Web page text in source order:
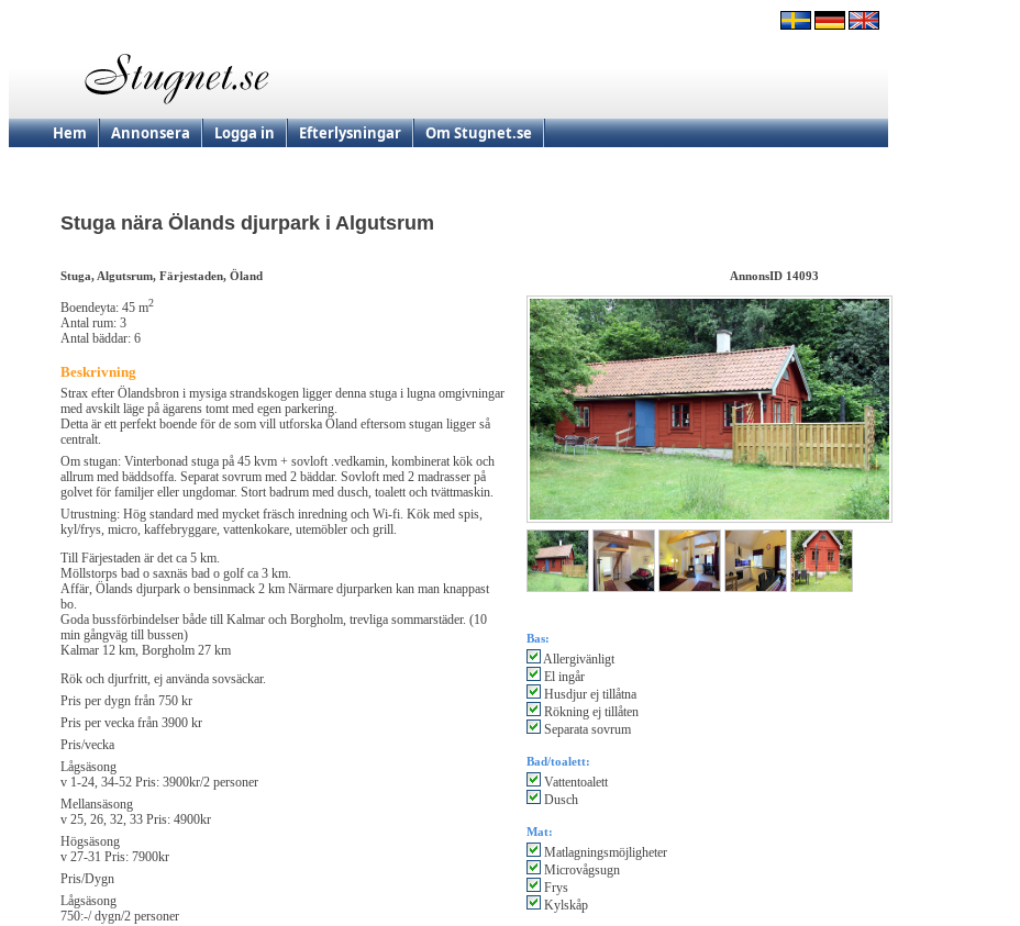
Hem Annonsera Logga in Efterlysningar Om Stugnet.se
Stuga nära Ölands djurpark i Algutsrum
Stuga, Algutsrum, Färjestaden, Öland AnnonsID 14093
Boendeyta: 45 m2
Antal rum: 3
Antal bäddar: 6
Beskrivning
Strax efter Ölandsbron i mysiga strandskogen ligger denna stuga i lugna omgivningar
med avskilt läge på ägarens tomt med egen parkering.
Detta är ett perfekt boende för de som vill utforska Öland eftersom stugan ligger så
centralt.
Om stugan: Vinterbonad stuga på 45 kvm + sovloft .vedkamin, kombinerat kök och
allrum med bäddsoffa. Separat sovrum med 2 bäddar. Sovloft med 2 madrasser på
golvet för familjer eller ungdomar. Stort badrum med dusch, toalett och tvättmaskin.
Utrustning: Hög standard med mycket fräsch inredning och Wi-fi. Kök med spis,
kyl/frys, micro, kaffebryggare, vattenkokare, utemöbler och grill.
Till Färjestaden är det ca 5 km.
Möllstorps bad o saxnäs bad o golf ca 3 km.
Affär, Ölands djurpark o bensinmack 2 km Närmare djurparken kan man knappast
bo.
Goda bussförbindelser både till Kalmar och Borgholm, trevliga sommarstäder. (10
min gångväg till bussen)
Kalmar 12 km, Borgholm 27 km
Rök och djurfritt, ej använda sovsäckar.
Pris per dygn från 750 kr
Pris per vecka från 3900 kr
Pris/vecka
Lågsäsong
v 1-24, 34-52 Pris: 3900kr/2 personer
Mellansäsong
v 25, 26, 32, 33 Pris: 4900kr
Högsäsong
v 27-31 Pris: 7900kr
Pris/Dygn
Lågsäsong
750:-/ dygn/2 personer
Bas:
Allergivänligt
El ingår
Husdjur ej tillåtna
Rökning ej tillåten
Separata sovrum
Bad/toalett:
Vattentoalett
Dusch
Mat:
Matlagningsmöjligheter
Microvågsugn
Frys
Kylskåp